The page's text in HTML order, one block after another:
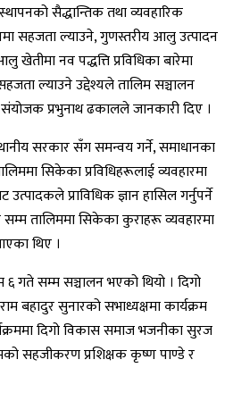
सैद्धान्तिक तथा व्यवहारिक
सहजता ल्याउने, गुणस्तरीय आलु उत्पादन
खेतीमा नव पद्धत्ति प्रविधिका बारेमा
ल्याउने उद्देश्यले तालिम सञ्चालन
प्रभुनाथ ढकालले जानकारी दिए ।
सरकार सँग समन्वय गर्ने, समाधानका
सिकेका प्रविधिहरूलाई व्यवहारमा
उत्पादकले प्राविधिक ज्ञान हासिल गर्नुपर्ने
सम्म तालिममा सिकेका कुराहरू व्यवहारमा
थिए ।
गते सम्म सञ्चालन भएको थियो । दिगो
बहादुर सुनारको सभाध्यक्षमा कार्यक्रम
दिगो विकास समाज भजनीका सुरज
सहजीकरण प्रशिक्षक कृष्ण पाण्डे र